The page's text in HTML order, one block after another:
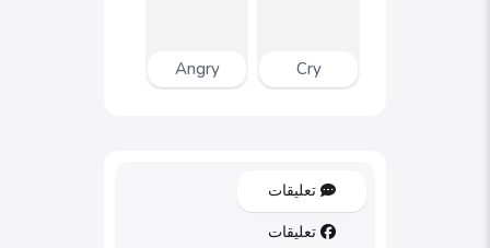
Cry
Angry
تعليقات
تعليقات